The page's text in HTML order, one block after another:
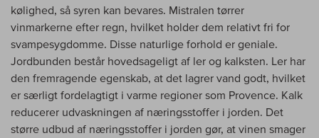
kølighed, så syren kan bevares. Mistralen tørrer
vinmarkerne efter regn, hvilket holder dem relativt fri for
svampesygdomme. Disse naturlige forhold er geniale.
Jordbunden består hovedsageligt af ler og kalksten. Ler har
den fremragende egenskab, at det lagrer vand godt, hvilket
er særligt fordelagtigt i varme regioner som Provence. Kalk
reducerer udvaskningen af næringsstoffer i jorden. Det
større udbud af næringsstoffer i jorden gør, at vinen smager